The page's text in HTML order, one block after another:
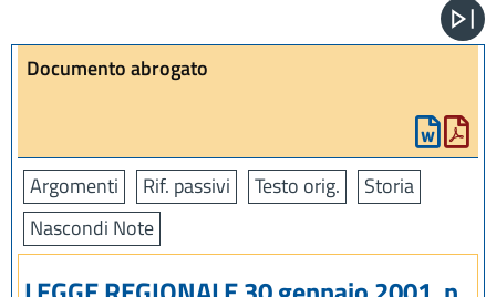
Documento abrogato
Argomenti Rif. passivi Testo orig.
Storia
Nascondi Note